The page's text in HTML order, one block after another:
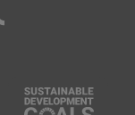
した場合。